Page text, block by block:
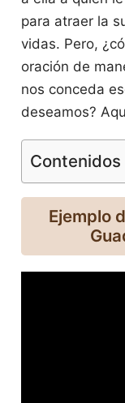
para atraer la
vidas. Pero,
oración de
nos conceda
deseamos?
Contenidos
Ejemplo